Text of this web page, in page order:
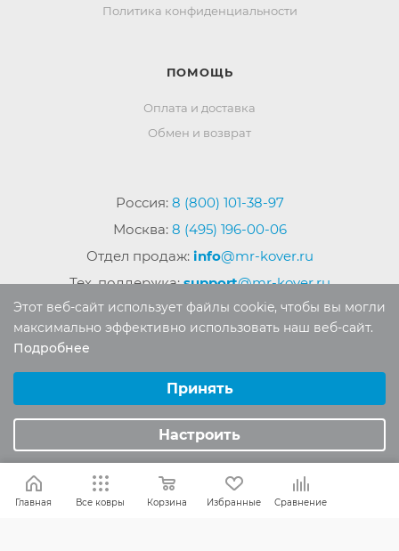
Политика конфиденциальности
ПОМОЩЬ
Оплата и доставка
Обмен и возврат
Россия: 8 (800) 101-38-97
Москва: 8 (495) 196-00-06
Отдел продаж: info@mr-kover.ru
Тех. поддержка:support@mr-kover.ru
материалов сайта без письменного разрешения
запрещено.
Главная Все ковры Корзина Избранные Сравнение
Этот веб-сайт использует файлы cookie, чтобы вы могли
максимально эффективно использовать наш веб-сайт.
Подробнее
Аналитические/Функциональные
Принять
Настроить